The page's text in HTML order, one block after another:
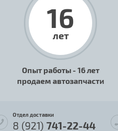
16
лет
Опыт работы - 16 лет
продаем автозапчасти
Отдел доставки
8 (921) 741-22-44